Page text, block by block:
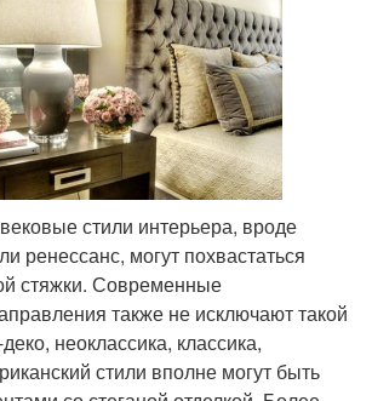
стили интерьера, вроде
ренессанс, могут похвастаться
стяжки. Современные
также не исключают такой
неоклассика, классика,
стили вполне могут быть